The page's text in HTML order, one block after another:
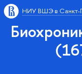
НИУ ВШЭ в Санкт-